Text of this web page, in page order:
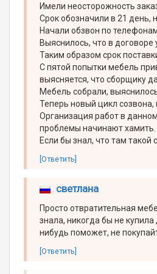
Имели неосторожность
Срок обозначили в 21 день,
Начали обзвон по
Выяснилось, что в
Таким образом срок
С пятой попытки мебель
выясняется, что сборщику
Мебель собрали,
Теперь новый цикл
Организация работ в
проблемы начинают хамить.
Если бы знал, что там такой
[Ответить]
светлана
Просто отвратительная
знала, никогда бы не
нибудь поможет, не
[Ответить]